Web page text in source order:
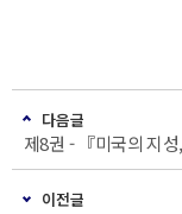
다음글
제8권 - 『미국의 지성
이전글